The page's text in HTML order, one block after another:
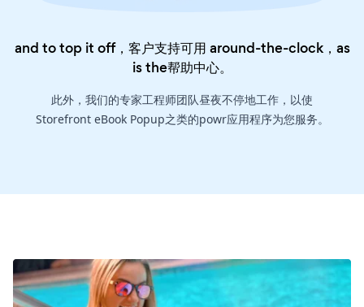
and to top it off，客户支持可用 around-the-clock，as
is the帮助中心。
此外，我们的专家工程师团队昼夜不停地工作，以使
Storefront eBook Popup之类的powr应用程序为您服务。